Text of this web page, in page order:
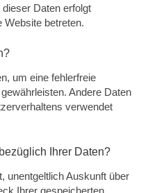
Daten erfolgt
Website betreten.
um eine fehlerfreie
Andere Daten
verwendet
Ihrer Daten?
unentgeltlich Auskunft über
Ihrer gespeicherten